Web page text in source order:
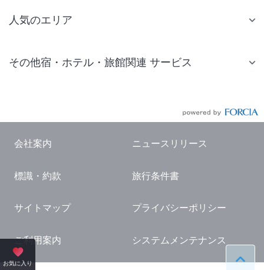
お気に入り ペー
人気のエリア
仙台 ホテル
東京ドーム ホテル
横浜 ホテル
熱海 ホテル
京都 ホテル
その他宿・ホテル・旅館関連 サービス
国内観光ガイド
旅行・観光情報
会社案内 ニュースリリース
標識・約款 旅行条件書
サイトマップ プライバシーポリシー
ご利用案内 システムメンテナンス